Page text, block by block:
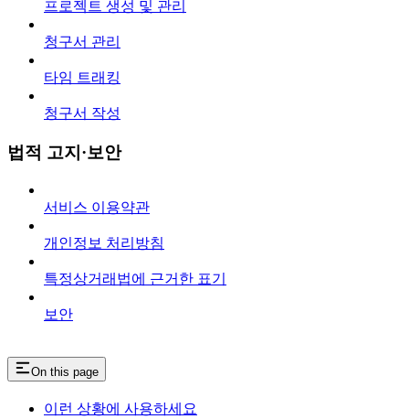
프로젝트 생성 및 관리
청구서 관리
타임 트래킹
청구서 작성
법적 고지·보안
서비스 이용약관
개인정보 처리방침
특정상거래법에 근거한 표기
보안
On this page
이런 상황에 사용하세요